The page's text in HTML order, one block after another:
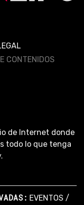
CONTENIDOS
de Internet donde
todo lo que tenga
EVENTOS /